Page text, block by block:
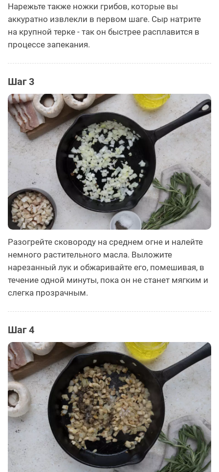
Нарежьте также ножки грибов, которые вы
аккуратно извлекли в первом шаге. Сыр натрите
на крупной терке - так он быстрее расплавится в
процессе запекания.
Шаг 3
Разогрейте сковороду на среднем огне и налейте
немного растительного масла. Выложите
нарезанный лук и обжаривайте его, помешивая, в
течение одной минуты, пока он не станет мягким и
слегка прозрачным.
Шаг 4